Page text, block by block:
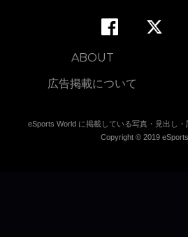
ABOUT
広告掲載について
eSports World に掲載している写真・見出し・
Copyright © 2019 eSports